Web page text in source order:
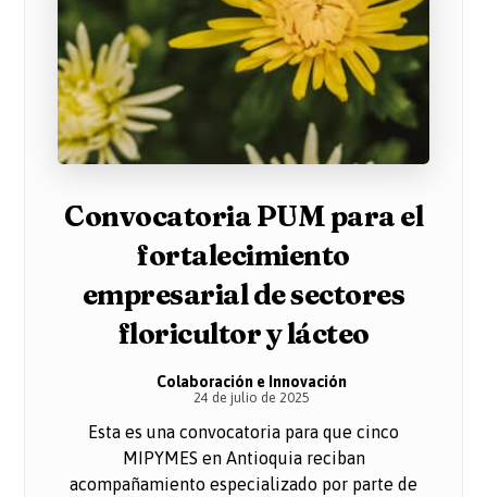
Convocatoria PUM para el
fortalecimiento
empresarial de sectores
floricultor y lácteo
Colaboración e Innovación
24 de julio de 2025
Esta es una convocatoria para que cinco
MIPYMES en Antioquia reciban
acompañamiento especializado por parte de